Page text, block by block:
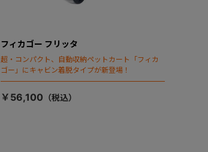
フィカゴー フリッタ
超・コンパクト、自動収納ペットカート「フィカ
ゴー」にキャビン着脱タイプが新登場！
￥56,100